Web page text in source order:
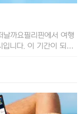
까요필리핀에서 여행
니다. 이 기간이 되면